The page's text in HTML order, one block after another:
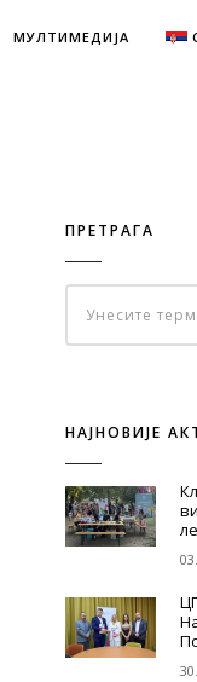
МУЛТИМЕДИЈА
ПРЕТРАГА
НАЈНОВИЈЕ